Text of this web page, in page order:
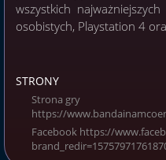
wszystkich
osobistych, Playstation 4
STRONY
Strona gry
https://
Facebook https://